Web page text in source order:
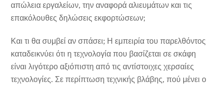
απώλεια εργαλείων, την αναφορά αλιευμάτων και τις
επακόλουθες δηλώσεις εκφορτώσεων;
Και τι θα συμβεί αν σπάσει; Η εμπειρία του παρελθόντος
καταδεικνύει ότι η τεχνολογία που βασίζεται σε σκάφη
είναι λιγότερο αξιόπιστη από τις αντίστοιχες χερσαίες
τεχνολογίες. Σε περίπτωση τεχνικής βλάβης, πού μένει ο